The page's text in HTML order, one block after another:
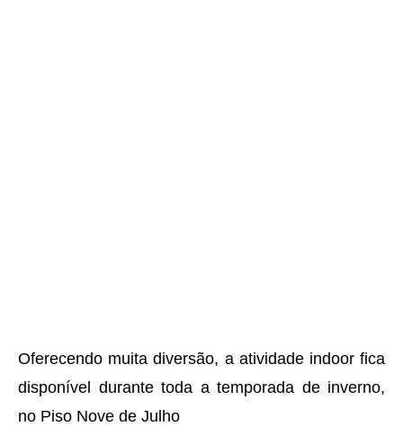
Oferecendo muita diversão, a atividade indoor fica
disponível durante toda a temporada de inverno,
no Piso Nove de Julho